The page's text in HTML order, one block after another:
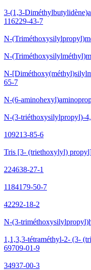
3-(1,3-
116229-43-7
N-
N-
N-
65-7
N-(6-
N-(3-triéthoxysilylpropyl)-
109213-85-6
Tris [3- (triethoxylyl)
224638-27-1
1184179-50-7
42292-18-2
N-(3-
1,1,3,3-tétraméthyl-2- (3-
69709-01-9
34937-00-3